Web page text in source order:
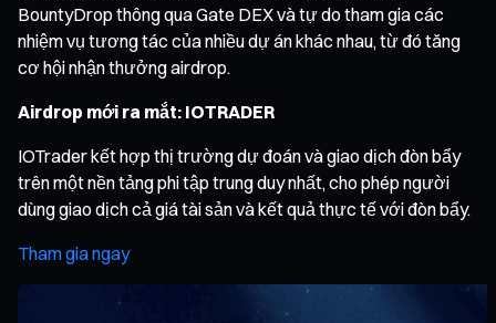
BountyDrop thông qua Gate DEX và tự do tham gia các
nhiệm vụ tương tác của nhiều dự án khác nhau, từ đó tăng
cơ hội nhận thưởng airdrop.
Airdrop mới ra mắt: IOTRADER
IOTrader kết hợp thị trường dự đoán và giao dịch đòn bẩy
trên một nền tảng phi tập trung duy nhất, cho phép người
dùng giao dịch cả giá tài sản và kết quả thực tế với đòn bẩy.
Tham gia ngay